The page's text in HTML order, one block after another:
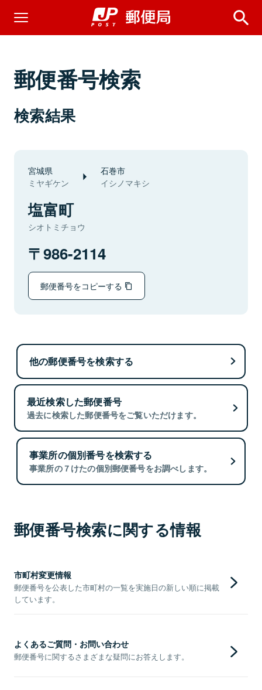
郵便番号検索
検索結果
宮城県
ミヤギケン
石巻市
イシノマキシ
塩富町
シオトミチョウ
986-2114
郵便番号をコピーする
他の郵便番号を検索する
最近検索した郵便番号
過去に検索した郵便番号をご覧いただけます。
事業所の個別番号を検索する
事業所の７けたの個別郵便番号をお調べします。
郵便番号検索に関する情報
市町村変更情報
郵便番号を公表した市町村の一覧を実施日の新しい順に掲載
しています。
よくあるご質問・お問い合わせ
郵便番号に関するさまざまな疑問にお答えします。